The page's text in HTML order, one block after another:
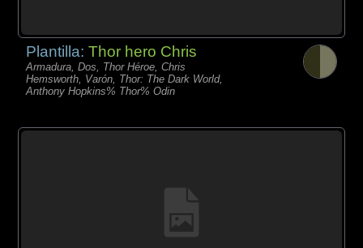
Plantilla:Thor hero Chris
Armadura, Dos, Thor Héroe, Chris
Hemsworth, Varón, Thor: The Dark World,
Anthony Hopkins% Thor% Odin